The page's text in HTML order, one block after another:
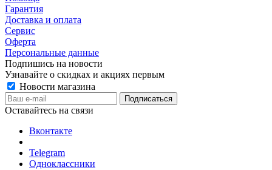
Гарантия
Доставка и оплата
Сервис
Оферта
Персональные данные
Подпишись на новости
Узнавайте о скидках и акциях первым
Новости магазина
Оставайтесь на связи
Вконтакте
Telegram
Одноклассники